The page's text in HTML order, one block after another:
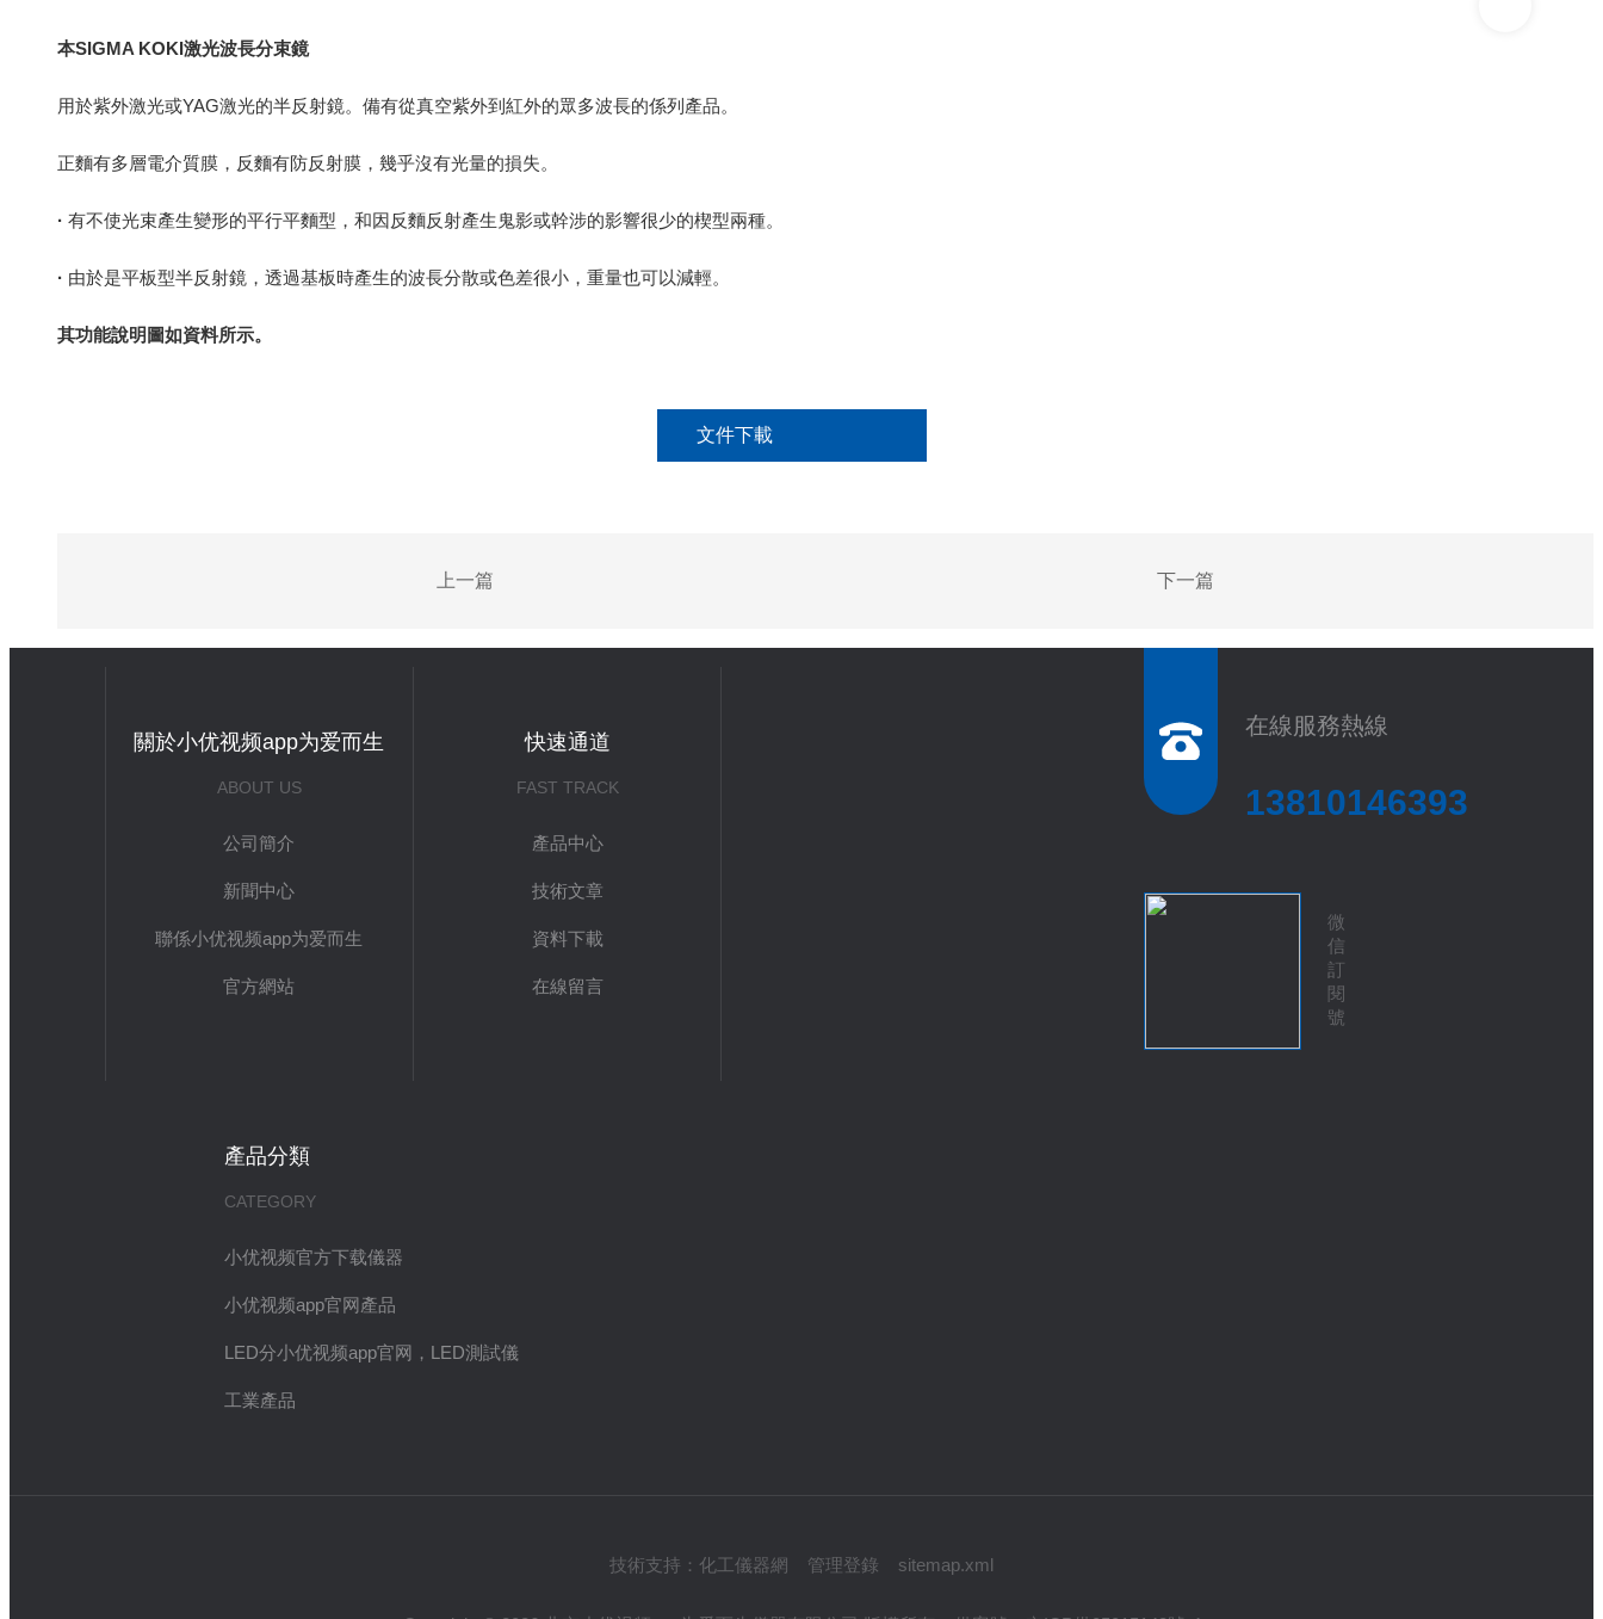
本SIGMA KOKI激光波長分束鏡
用於紫外激光或YAG激光的半反射鏡。備有從真空紫外到紅外的眾多波長的係列產品。
正麵有多層電介質膜，反麵有防反射膜，幾乎沒有光量的損失。
· 有不使光束產生變形的平行平麵型，和因反麵反射產生鬼影或幹涉的影響很少的楔型兩種。
· 由於是平板型半反射鏡，透過基板時產生的波長分散或色差很小，重量也可以減輕。
其功能說明圖如資料所示。
文件下載
上一篇 下一篇
關於小优视频app为爱而生
ABOUT US
公司簡介
新聞中心
聯係小优视频app为爱而生
官方網站
快速通道
FAST TRACK
產品中心
技術文章
資料下載
在線留言
產品分類
CATEGORY
小优视频官方下载儀器
小优视频app官网產品
LED分小优视频app官网，LED測試儀
工業產品
在線服務熱線
13810146393
微
信
訂
閱
號
技術支持： 化工儀器網 管理登錄 sitemap.xml